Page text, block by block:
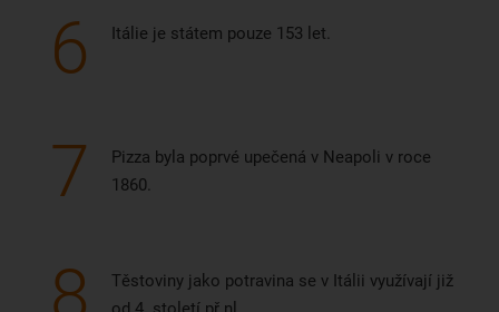
6 Itálie je státem pouze 153 let.
7
Pizza byla poprvé upečená v Neapoli v roce
1860.
Těstoviny jako potravina se v Itálii využívají již